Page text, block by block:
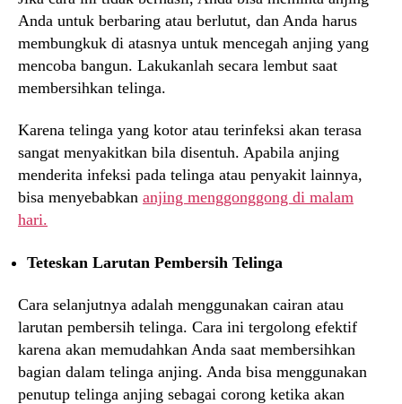
Anda untuk berbaring atau berlutut, dan Anda harus
membungkuk di atasnya untuk mencegah anjing yang
mencoba bangun. Lakukanlah secara lembut saat
membersihkan telinga.
Karena telinga yang kotor atau terinfeksi akan terasa
sangat menyakitkan bila disentuh. Apabila anjing
menderita infeksi pada telinga atau penyakit lainnya,
bisa menyebabkan anjing menggonggong di malam
hari.
Teteskan Larutan Pembersih Telinga
Cara selanjutnya adalah menggunakan cairan atau
larutan pembersih telinga. Cara ini tergolong efektif
karena akan memudahkan Anda saat membersihkan
bagian dalam telinga anjing. Anda bisa menggunakan
penutup telinga anjing sebagai corong ketika akan